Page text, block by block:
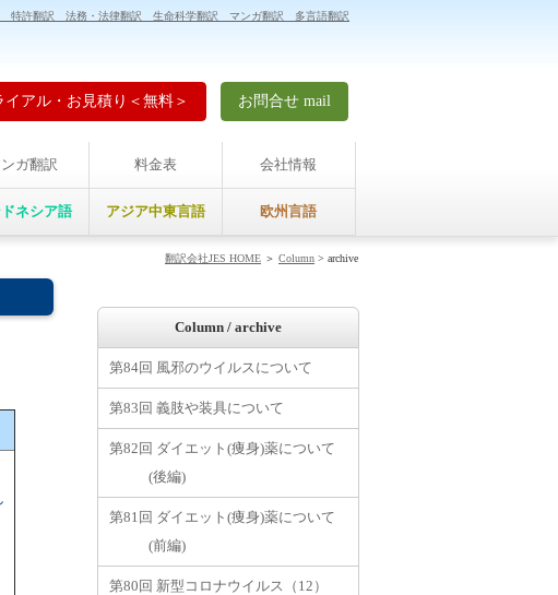
イアル・お見積り＜無料＞ お問合せ mail
特許翻訳 法務・法律翻訳 生命科学翻訳 マンガ翻訳 多言語翻訳
ガ翻訳 料金表 会社情報
ネシア語 アジア中東言語 欧州言語
翻訳会社JES HOME ＞ Column > archive
Column / archive
第84回 風邪のウイルスについて
第83回 義肢や装具について
第82回 ダイエット(痩身)薬について
(後編)
第81回 ダイエット(痩身)薬について
(前編)
第80回 新型コロナウイルス（12）